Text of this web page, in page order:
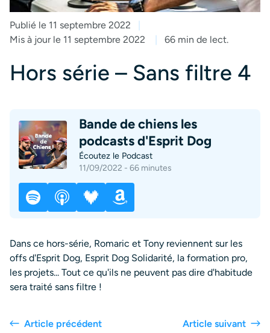
Publié le 11 septembre 2022
Mis à jour le 11 septembre 2022
66 min de lect.
Hors série – Sans filtre 4
Bande de chiens les
podcasts d'Esprit Dog
Écoutez le Podcast
11/09/2022 - 66 minutes
Dans ce hors-série, Romaric et Tony reviennent sur les
offs d'Esprit Dog, Esprit Dog Solidarité, la formation pro,
les projets... Tout ce qu'ils ne peuvent pas dire d'habitude
sera traité sans filtre !
Article précédent Article suivant